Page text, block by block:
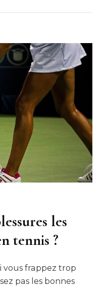
les
tennis ?
vous frappez trop
pas les bonnes